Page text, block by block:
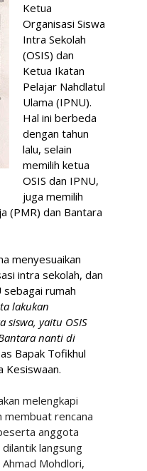
Ketua
Organisasi Siswa
Intra Sekolah
(OSIS) dan
Ketua Ikatan
Pelajar Nahdlatul
Ulama (IPNU).
Hal ini berbeda
dengan tahun
lalu, selain
memilih ketua
OSIS dan IPNU,
juga memilih
(PMR) dan Bantara
menyesuaikan
intra sekolah, dan
sebagai rumah
lakukan
siswa, yaitu OSIS
nanti di
Bapak Tofikhul
Kesiswaan.
melengkapi
rencana
anggota
langsung
Mohdlori,